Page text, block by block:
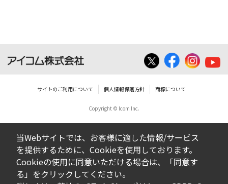
サイトのご利用について 個人情報保護方針 商標について
Copyright © Icom Inc.
当Webサイトでは、お客様に適した情報/サービス
を提供するために、Cookieを使用しております。
Cookieの使用に同意いただける場合は、「同意す
る」をクリックしてください。